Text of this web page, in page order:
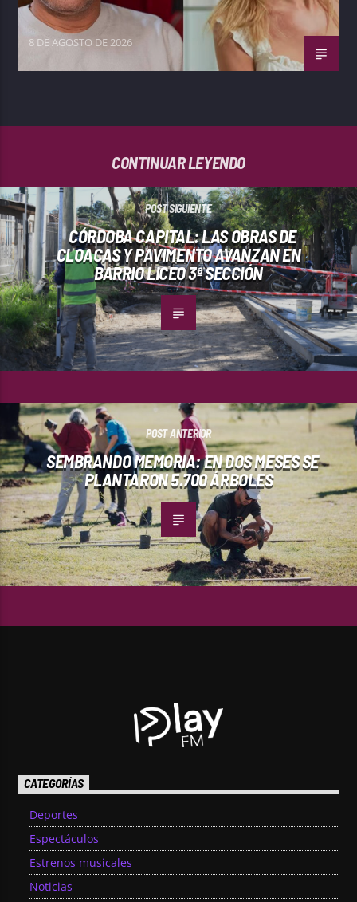
8 DE AGOSTO DE 2026
CONTINUAR LEYENDO
POST SIGUIENTE
CÓRDOBA CAPITAL: LAS OBRAS DE
CLOACAS Y PAVIMENTO AVANZAN EN
BARRIO LICEO 3ª SECCIÓN
POST ANTERIOR
SEMBRANDO MEMORIA: EN DOS MESES SE
PLANTARON 5.700 ÁRBOLES
CATEGORÍAS
Deportes
Espectáculos
Estrenos musicales
Noticias